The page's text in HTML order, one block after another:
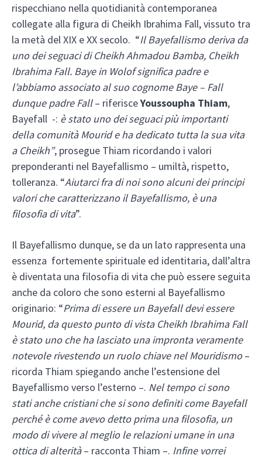
rispecchiano nella quotidianità contemporanea
collegate alla figura di Cheikh Ibrahima Fall, vissuto tra
la metà del XIX e XX secolo. “Il Bayefallismo deriva da
uno dei seguaci di Cheikh Ahmadou Bamba, Cheikh
Ibrahima Fall. Baye in Wolof significa padre e
l’abbiamo associato al suo cognome Baye – Fall
dunque padre Fall– riferisceYoussoupha Thiam,
Bayefall -: è stato uno dei seguaci più importanti
della comunità Mourid e ha dedicato tutta la sua vita
a Cheikh”, prosegue Thiam ricordando i valori
preponderanti nel Bayefallismo – umiltà, rispetto,
tolleranza. “Aiutarci fra di noi sono alcuni dei principi
valori che caratterizzano il Bayefallismo, è una
filosofia di vita”.
Il Bayefallismo dunque, se da un lato rappresenta una
essenza fortemente spirituale ed identitaria, dall’altra
è diventata una filosofia di vita che può essere seguita
anche da coloro che sono esterni al Bayefallismo
originario: “Prima di essere un Bayefall devi essere
Mourid, da questo punto di vista Cheikh Ibrahima Fall
è stato uno che ha lasciato una impronta veramente
notevole rivestendo un ruolo chiave nel Mouridismo–
ricorda Thiam spiegando anche l’estensione del
Bayefallismo verso l’esterno –. Nel tempo ci sono
stati anche cristiani che si sono definiti come Bayefall
perché è come avevo detto prima una filosofia, un
modo di vivere al meglio le relazioni umane in una
ottica di alterità– racconta Thiam –. Infine vorrei